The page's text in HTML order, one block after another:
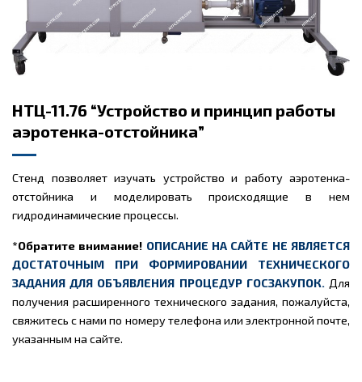
НТЦ-11.76 “Устройство и принцип работы
аэротенка-отстойника”
Стенд позволяет изучать устройство и работу аэротенка-
отстойника и моделировать происходящие в нем
гидродинамические процессы.
*Обратите внимание! ОПИСАНИЕ НА САЙТЕ НЕ ЯВЛЯЕТСЯ
ДОСТАТОЧНЫМ ПРИ ФОРМИРОВАНИИ ТЕХНИЧЕСКОГО
ЗАДАНИЯ ДЛЯ ОБЪЯВЛЕНИЯ ПРОЦЕДУР ГОСЗАКУПОК. Для
получения расширенного технического задания, пожалуйста,
свяжитесь с нами по номеру телефона или электронной почте,
указанным на сайте.